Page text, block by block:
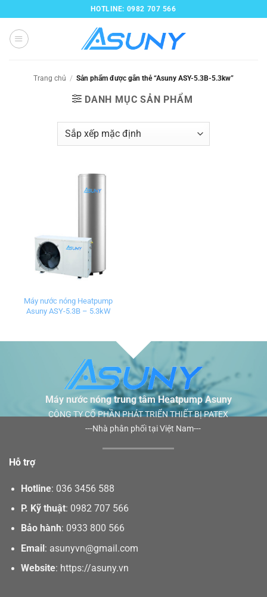
qua
nội
dung
HOTLINE: 0982 707 566
Trang chủ / Sản phẩm được gắn thẻ “Asuny ASY-5.3B-5.3kw”
DANH MỤC SẢN PHẨM
Máy nước nóng Heatpump
Asuny ASY-5.3B – 5.3kW
Máy nước nóng trung tâm Heatpump Asuny
CÔNG TY CỔ PHẦN PHÁT TRIỂN THIẾT BỊ PATEX
---Nhà phân phối tại Việt Nam---
Hỗ trợ
Hotline: 036 3456 588
P. Kỹ thuật: 0982 707 566
Bảo hành: 0933 800 566
Email : asunyvn@gmail.com
Website: https://asuny.vn